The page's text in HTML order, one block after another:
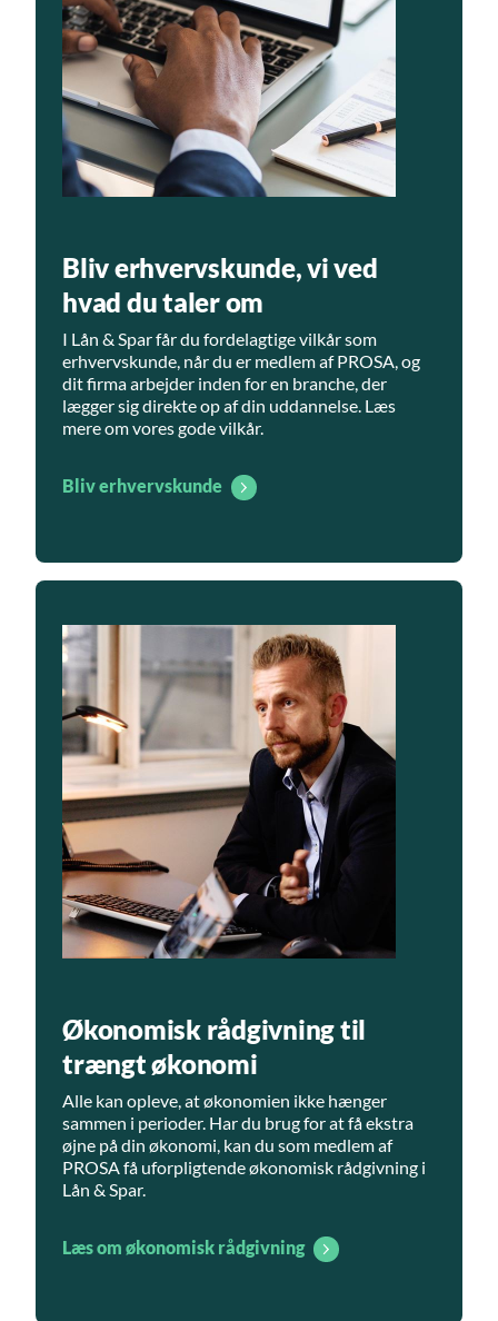
Bliv erhvervskunde, vi ved
hvad du taler om
I Lån & Spar får du fordelagtige vilkår som
erhvervskunde, når du er medlem af PROSA, og
dit firma arbejder inden for en branche, der
lægger sig direkte op af din uddannelse. Læs
mere om vores gode vilkår.
Bliv erhvervskunde
Økonomisk rådgivning til
trængt økonomi
Alle kan opleve, at økonomien ikke hænger
sammen i perioder. Har du brug for at få ekstra
øjne på din økonomi, kan du som medlem af
PROSA få uforpligtende økonomisk rådgivning i
Lån & Spar.
Læs om økonomisk rådgivning